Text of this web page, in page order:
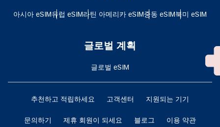
아시아 eSIM유럽 ​​eSIM라틴 아메리카 eSIM중동 eSIM북미 eSIM
글로벌 계획
글로벌 eSIM
추천하고 적립하세요 고객센터 지원되는 기기
문의하기 제휴 회원이 되세요 블로그 이용 약관